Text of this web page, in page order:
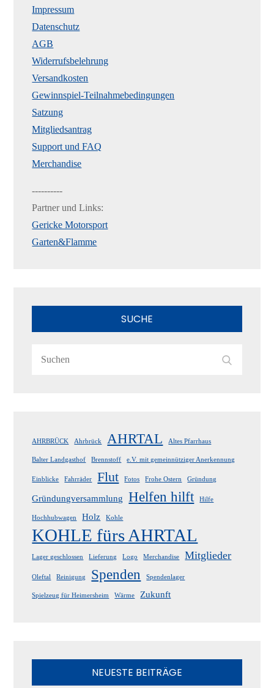
Impressum
Datenschutz
AGB
Widerrufsbelehrung
Versandkosten
Gewinnspiel-Teilnahmebedingungen
Satzung
Mitgliedsantrag
Support und FAQ
Merchandise
----------
Partner und Links:
Gericke Motorsport
Garten&Flamme
SUCHE
AHRBRÜCK Ahrbrück AHRTAL Altes Pfarrhaus
Balter Landgasthof Brennstoff e.V. mit gemeinnütziger Anerkennung
Einblicke Fahrräder Flut Fotos Frohe Ostern Gründung
Gründungversammlung Helfen hilft Hilfe
Hochhubwagen Holz Kohle
KOHLE fürs AHRTAL
Lager geschlossen Lieferung Logo Merchandise Mitglieder
Oleftal Reinigung Spenden Spendenlager
Spielzeug für Heimersheim Wärme Zukunft
NEUESTE BEITRÄGE